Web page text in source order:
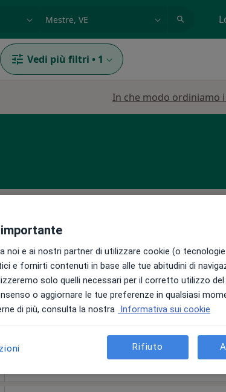
Vedi più filtri • 1
In che modo ordiniamo
6 Ago
Non ci sono agende disponibili!
Chiedi di attivare le prenotazioni
noi e ai nostri partner di utilizzare cookie (o
e fornirti contenuti in base alle tue abitudini di
solo quelli necessari per il corretto utilizzo
o aggiornare le tue preferenze in qualsiasi
di più, consulta la nostra Informativa sui cookie
Rifiuto